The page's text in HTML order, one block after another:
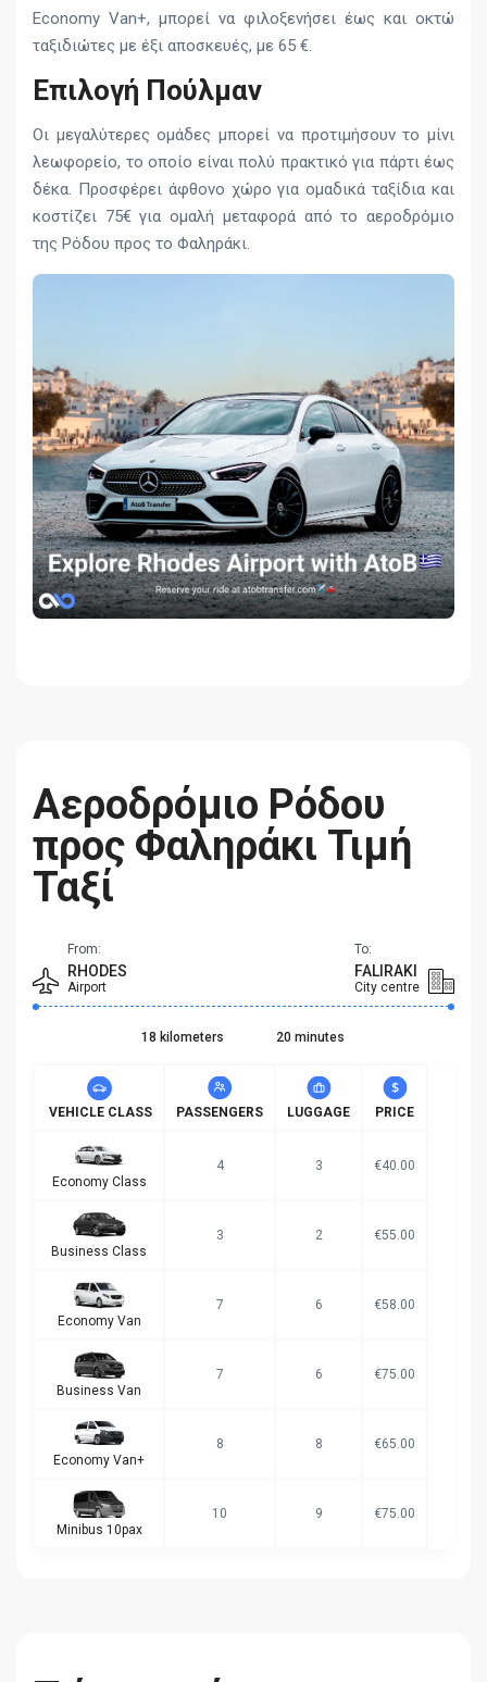
Economy Van+, μπορεί να φιλοξενήσει έως και οκτώ
ταξιδιώτες με έξι αποσκευές, με 65 €.
Επιλογή Πούλμαν
Οι μεγαλύτερες ομάδες μπορεί να προτιμήσουν το μίνι
λεωφορείο, το οποίο είναι πολύ πρακτικό για πάρτι έως
δέκα. Προσφέρει άφθονο χώρο για ομαδικά ταξίδια και
κοστίζει 75€ για ομαλή μεταφορά από το αεροδρόμιο
της Ρόδου προς το Φαληράκι.
Αεροδρόμιο Ρόδου
προς Φαληράκι Τιμή
Ταξί
From:
RHODES
Airport
To:
FALIRAKI
City centre
18 kilometers 20 minutes
VEHICLE CLASS PASSENGERS LUGGAGE PRICE
Economy Class
4 3 €40.00
Business Class
3 2 €55.00
Economy Van
7 6 €58.00
Business Van
7 6 €75.00
Economy Van+
8 8 €65.00
Minibus 10pax
10 9 €75.00